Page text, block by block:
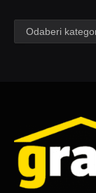
Kategorije